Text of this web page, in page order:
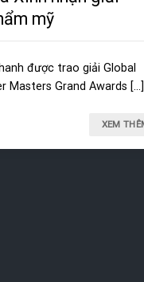
mỹ
được trao giải Global
Masters Grand Awards [...]
XEM